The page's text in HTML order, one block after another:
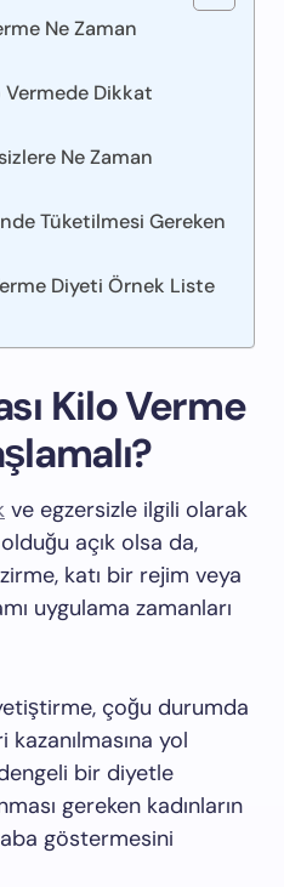
Ne Zaman
Dikkat
Ne Zaman
Tüketilmesi Gereken
Diyeti Örnek Liste
Kilo Verme
ve egzersizle ilgili olarak
olduğu açık olsa da,
katı bir rejim veya
uygulama zamanları
çoğu durumda
yol
bir diyetle
gereken kadınların
göstermesini